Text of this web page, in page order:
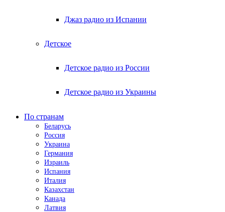
Джаз радио из Испании
Детское
Детское радио из России
Детское радио из Украины
По странам
Беларусь
Россия
Украина
Германия
Израиль
Испания
Италия
Казахстан
Канада
Латвия